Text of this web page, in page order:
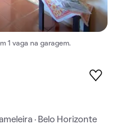
1 vaga na garagem.
· Belo Horizonte